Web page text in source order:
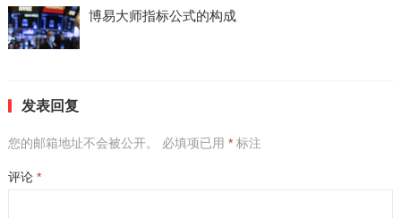
博易大师指标公式的构成
发表回复
您的邮箱地址不会被公开。 必填项已用 *标注
评论 *